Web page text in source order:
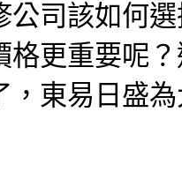
公司該如何
格更重要呢
，東易日盛